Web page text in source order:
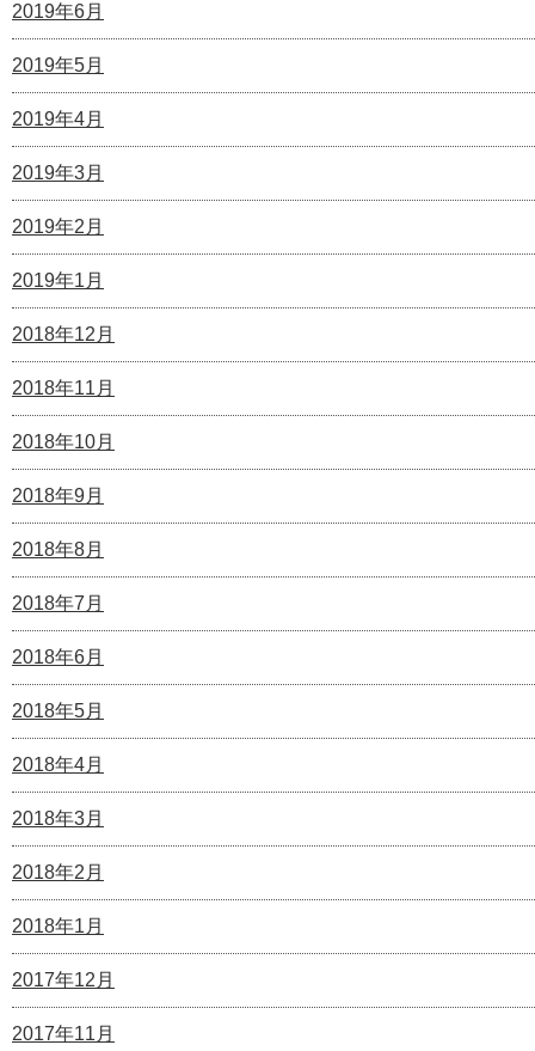
2019年6月
2019年5月
2019年4月
2019年3月
2019年2月
2019年1月
2018年12月
2018年11月
2018年10月
2018年9月
2018年8月
2018年7月
2018年6月
2018年5月
2018年4月
2018年3月
2018年2月
2018年1月
2017年12月
2017年11月